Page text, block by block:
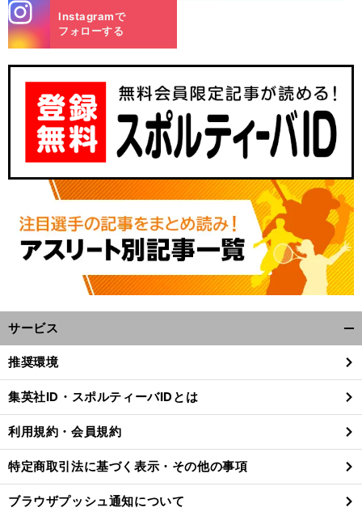
m
Instagramで
フォローする
サービス
閉
る
推奨環境
集英社ID・スポルティーバIDとは
利用規約・会員規約
特定商取引法に基づく表示・その他の事項
ブラウザプッシュ通知について